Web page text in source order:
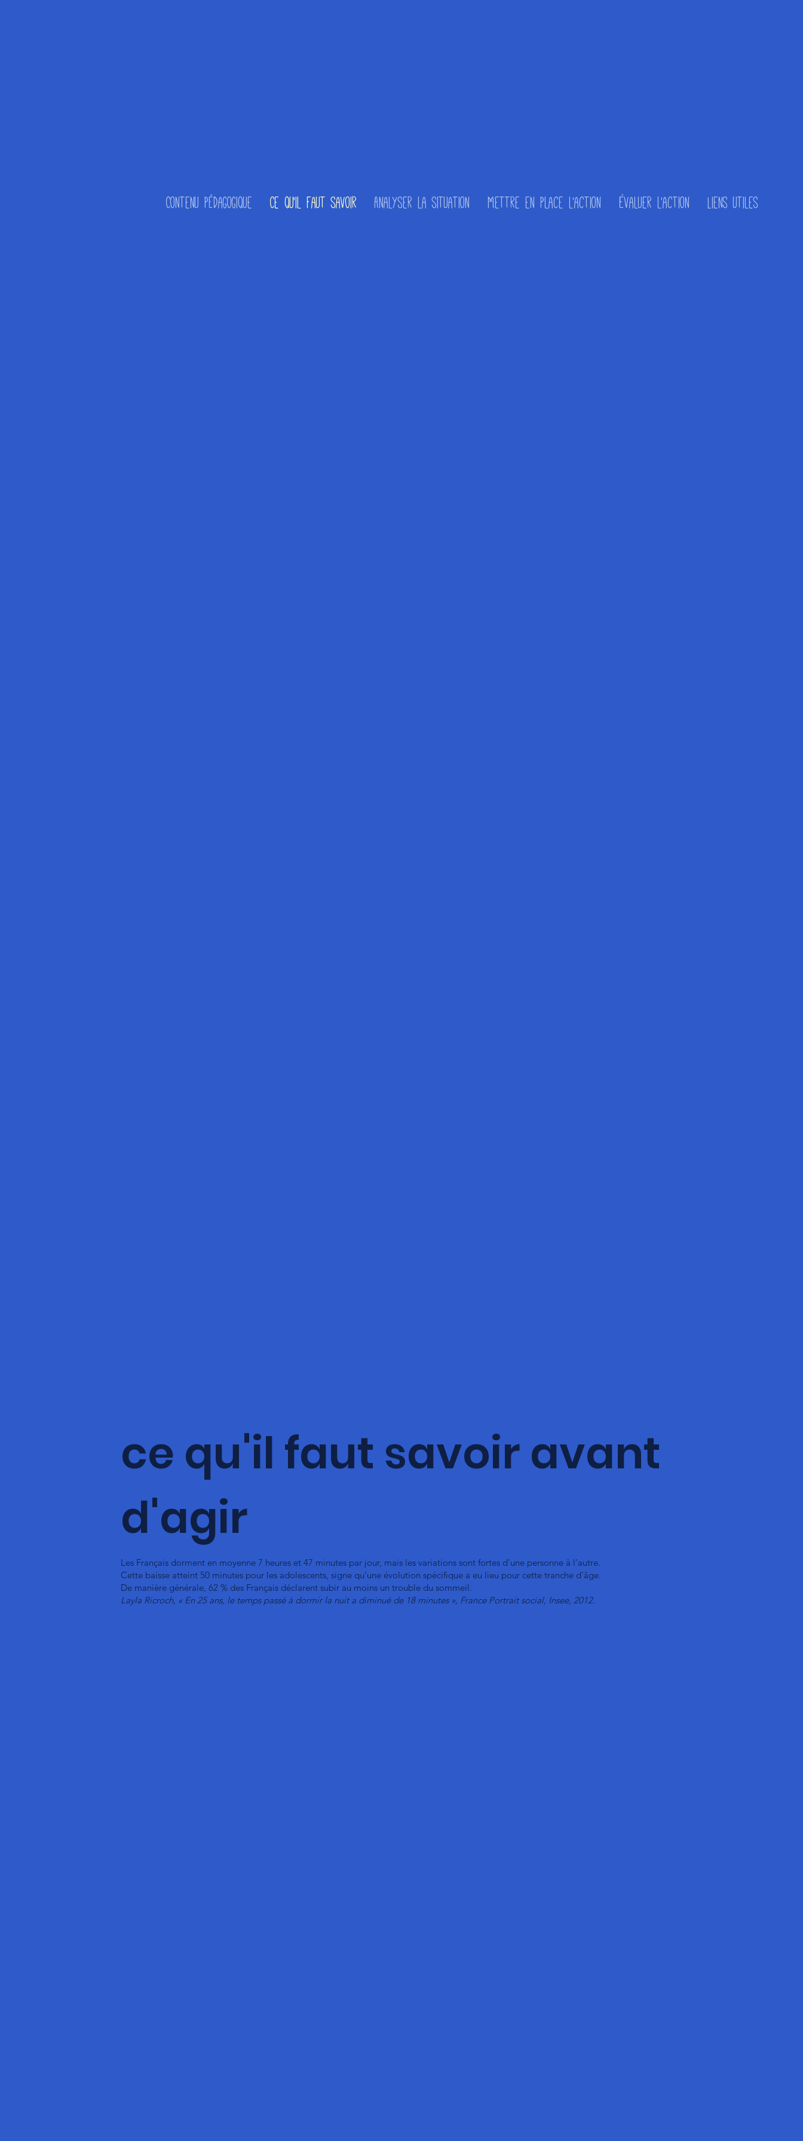
Contenu pédagogique Ce qu'il faut savoir Analyser la situation Mettre en place l'action Évaluer l'action Liens utiles
ce qu'il faut savoir avant
d'agir
Les Français dorment en moyenne 7 heures et 47 minutes par jour, mais les variations sont fortes d’une personne à l’autre.
Cette baisse atteint 50 minutes pour les adolescents, signe qu’une évolution spécifique a eu lieu pour cette tranche d’âge.
De manière générale, 62 % des Français déclarent subir au moins un trouble du sommeil.
Layla Ricroch, « En 25 ans, le temps passé à dormir la nuit a diminué de 18 minutes », France Portrait social, Insee, 2012.